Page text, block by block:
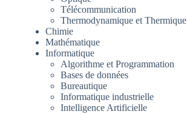
Télécommunication
Thermodynamique et Thermique
Chimie
Mathématique
Informatique
Algorithme et Programmation
Bases de données
Bureautique
Informatique industrielle
Intelligence Artificielle